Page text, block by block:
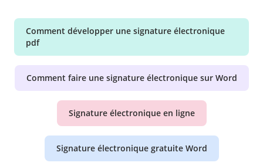
Comment développer une signature électronique
pdf
Comment faire une signature électronique sur Word
Signature électronique en ligne
Signature électronique gratuite Word